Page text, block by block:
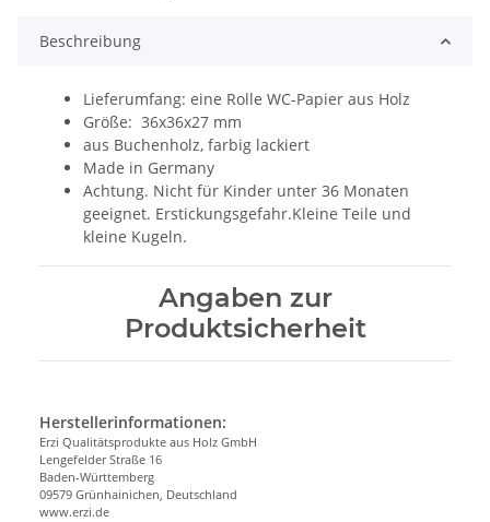
Beschreibung
Lieferumfang: eine Rolle WC-Papier aus Holz
Größe: 36x36x27 mm
aus Buchenholz, farbig lackiert
Made in Germany
Achtung. Nicht für Kinder unter 36 Monaten
geeignet. Erstickungsgefahr.Kleine Teile und
kleine Kugeln.
Angaben zur
Produktsicherheit
Herstellerinformationen:
Erzi Qualitätsprodukte aus Holz GmbH
Lengefelder Straße 16
Baden-Württemberg
09579 Grünhainichen, Deutschland
www.erzi.de